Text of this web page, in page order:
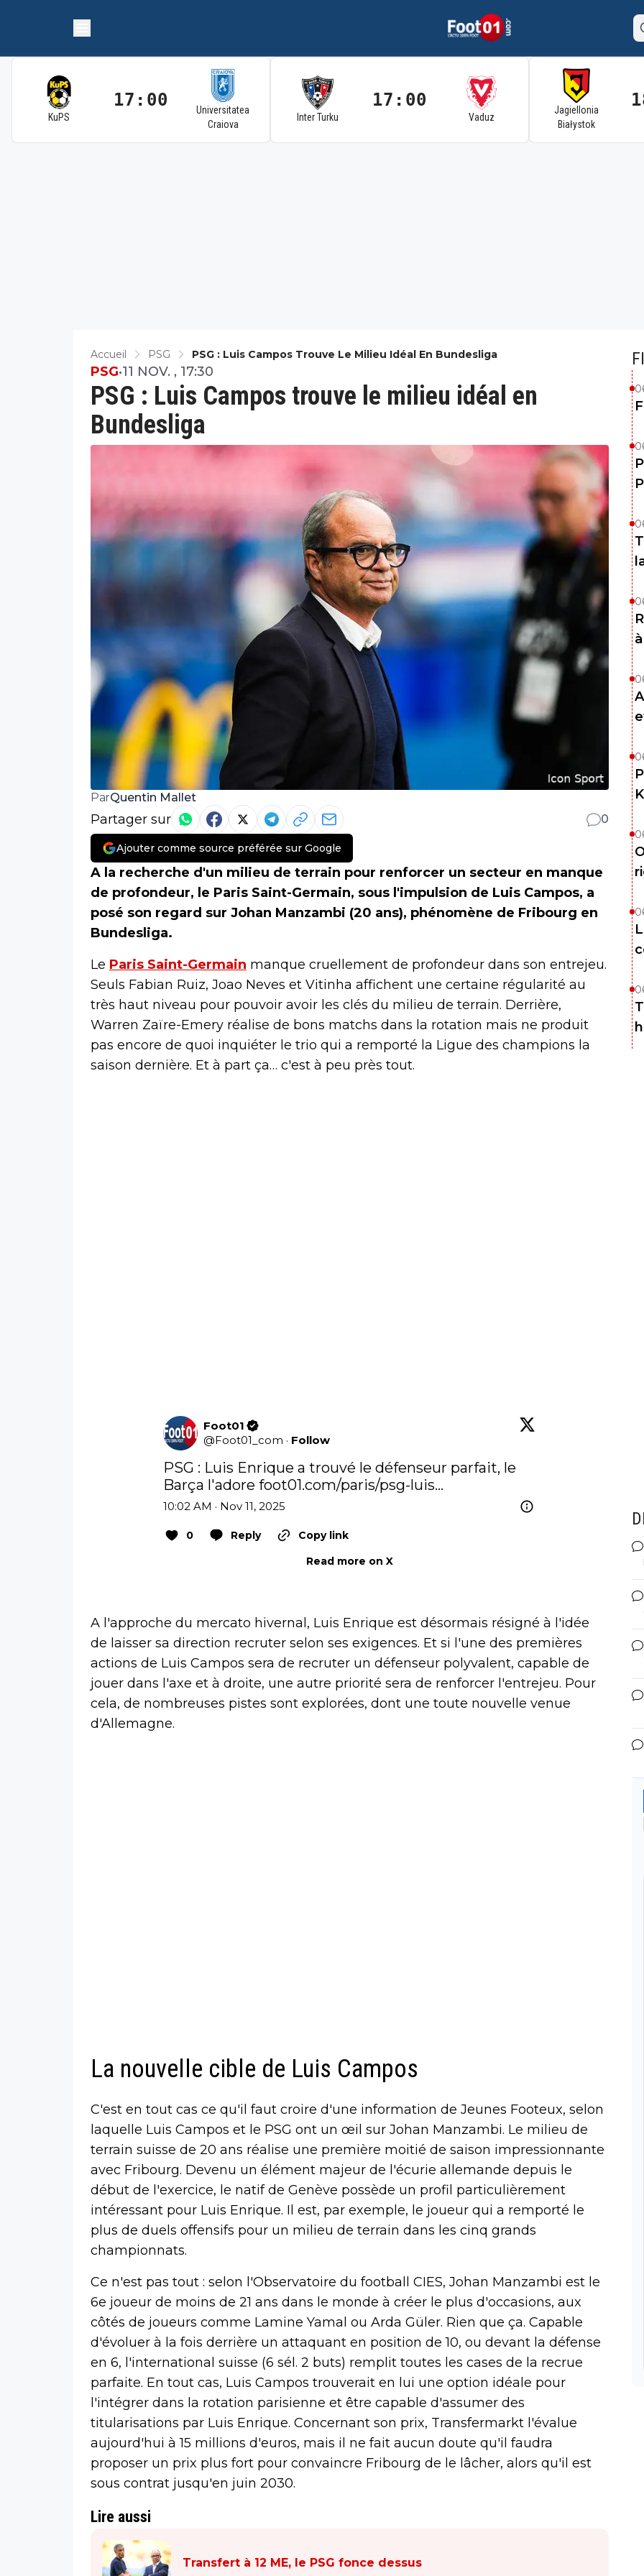
KuPS
17:00
Universitatea
Craiova
Inter Turku
17:00
Vaduz
Jagiellonia
Białystok
Accueil PSG PSG : Luis Campos Trouve Le Milieu Idéal En Bundesliga
PSG : Luis Campos trouve le milieu idéal en
Bundesliga
PSG•11 NOV. , 17:30
ParQuentin Mallet
Partager sur 0
Ajouter comme source préférée sur Google
A la recherche d'un milieu de terrain pour renforcer un secteur en manque
de profondeur, le Paris Saint-Germain, sous l'impulsion de Luis Campos, a
posé son regard sur Johan Manzambi (20 ans), phénomène de Fribourg en
Bundesliga.
Le Paris Saint-Germain manque cruellement de profondeur dans son entrejeu.
Seuls Fabian Ruiz, Joao Neves et Vitinha affichent une certaine régularité au
très haut niveau pour pouvoir avoir les clés du milieu de terrain. Derrière,
Warren Zaïre-Emery réalise de bons matchs dans la rotation mais ne produit
pas encore de quoi inquiéter le trio qui a remporté la Ligue des champions la
saison dernière. Et à part ça… c'est à peu près tout.
Foot01
@Foot01_com · Follow
PSG : Luis Enrique a trouvé le défenseur parfait, le
Barça l'adore foot01.com/paris/psg-luis…
10:02 AM · Nov 11, 2025
0 Reply
Copy link
Read more on X
A l'approche du mercato hivernal, Luis Enrique est désormais résigné à l'idée
de laisser sa direction recruter selon ses exigences. Et si l'une des premières
actions de Luis Campos sera de recruter un défenseur polyvalent, capable de
jouer dans l'axe et à droite, une autre priorité sera de renforcer l'entrejeu. Pour
cela, de nombreuses pistes sont explorées, dont une toute nouvelle venue
d'Allemagne.
La nouvelle cible de Luis Campos
C'est en tout cas ce qu'il faut croire d'une information de Jeunes Footeux, selon
laquelle Luis Campos et le PSG ont un œil sur Johan Manzambi. Le milieu de
terrain suisse de 20 ans réalise une première moitié de saison impressionnante
avec Fribourg. Devenu un élément majeur de l'écurie allemande depuis le
début de l'exercice, le natif de Genève possède un profil particulièrement
intéressant pour Luis Enrique. Il est, par exemple, le joueur qui a remporté le
plus de duels offensifs pour un milieu de terrain dans les cinq grands
championnats.
Ce n'est pas tout : selon l'Observatoire du football CIES, Johan Manzambi est le
6e joueur de moins de 21 ans dans le monde à créer le plus d'occasions, aux
côtés de joueurs comme Lamine Yamal ou Arda Güler. Rien que ça. Capable
d'évoluer à la fois derrière un attaquant en position de 10, ou devant la défense
en 6, l'international suisse (6 sél. 2 buts) remplit toutes les cases de la recrue
parfaite. En tout cas, Luis Campos trouverait en lui une option idéale pour
l'intégrer dans la rotation parisienne et être capable d'assumer des
titularisations par Luis Enrique. Concernant son prix, Transfermarkt l'évalue
aujourd'hui à 15 millions d'euros, mais il ne fait aucun doute qu'il faudra
proposer un prix plus fort pour convaincre Fribourg de le lâcher, alors qu'il est
sous contrat jusqu'en juin 2030.
Lire aussi
Transfert à 12 ME, le PSG fonce dessus